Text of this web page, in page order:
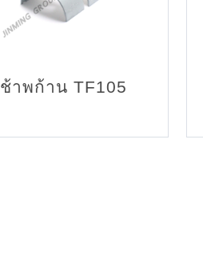
ช้าพก้าน TF105